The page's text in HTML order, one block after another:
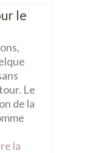
le
Le
de la
la